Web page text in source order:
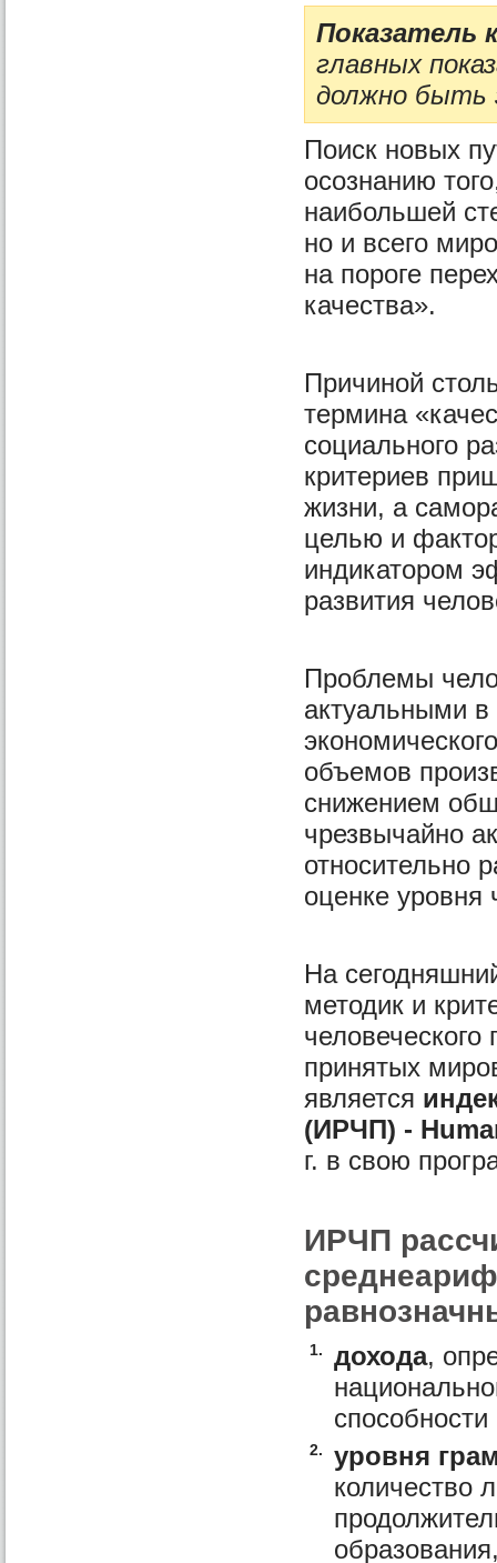
Показатель
главных
должно быть
Поиск новых
осознанию
наибольшей
но и всего
на пороге
качества».
Причиной
термина
социального
критериев
жизни, а
целью и
индикатором
развития
Проблемы
актуальными
объемов
снижением
чрезвычайно
относительно
оценке уровня
На
методик и
принятых
является
(ИРЧП) -
г. в свою
ИРЧП
1. дохода,
2.
уровня
количество